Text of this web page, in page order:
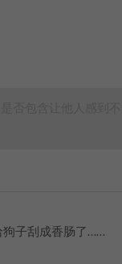
子刮成香肠了……